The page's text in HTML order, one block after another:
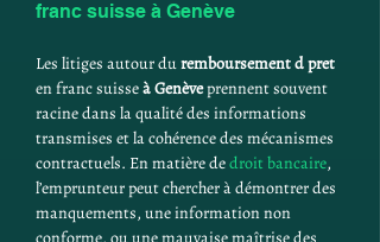
franc suisse à Genève
Les litiges autour du remboursement d pret
en franc suisse à Genève prennent souvent
racine dans la qualité des informations
transmises et la cohérence des mécanismes
contractuels. En matière de droit bancaire,
l’emprunteur peut chercher à démontrer des
manquements, une information non